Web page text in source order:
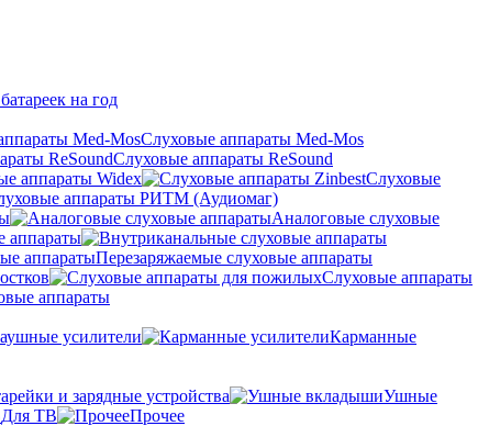
на год
Слуховые аппараты Med-Mos
Слуховые аппараты ReSound
аппараты Widex
Слуховые
аппараты РИТМ (Аудиомаг)
Аналоговые слуховые
аппараты
Перезаряжаемые слуховые аппараты
Слуховые аппараты
аппараты
усилители
Карманные
и зарядные устройства
Ушные
Для ТВ
Прочее